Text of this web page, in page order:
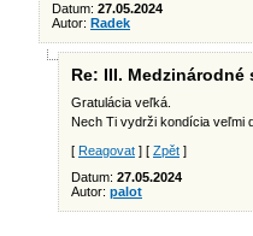
Datum: 27.05.2024
Autor: Radek
Re: III.
Gratulácia veľká.
Nech Ti vydrži kondícia veľmi
[ Reagovat ] [ Zpět ]
Datum: 27.05.2024
Autor: palot